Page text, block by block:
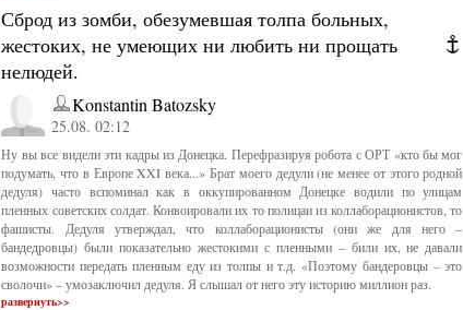
Сброд из зомби, обезумевшая толпа больных,
жестоких, не умеющих ни любить ни прощать
нелюдей.
Konstantin Batozsky
25.08. 02:12
Ну вы все видели эти кадры из Донецка. Перефразируя робота с ОРТ «кто бы мог
подумать, что в Европе XXI века...» Брат моего дедули (не менее от этого родной
дедуля) часто вспоминал как в оккупированном Донецке водили по улицам
пленных советских солдат. Конвоировали их то полицаи из коллаборационистов, то
фашисты. Дедуля утверждал, что коллаборационисты (они же для него –
бандедровцы) были показательно жестокими с пленными – били их, не давали
возможности передать пленным еду из толпы и т.д. «Поэтому бандеровцы – это
сволочи» – умозаключил дедуля. Я слышал от него эту историю миллион раз.
развернуть>>